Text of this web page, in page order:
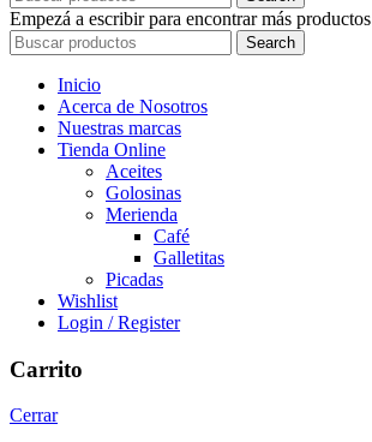
Empezá a escribir para encontrar más productos
Search
Inicio
Acerca de Nosotros
Nuestras marcas
Tienda Online
Aceites
Golosinas
Merienda
Café
Galletitas
Picadas
Wishlist
Login / Register
Carrito
Cerrar